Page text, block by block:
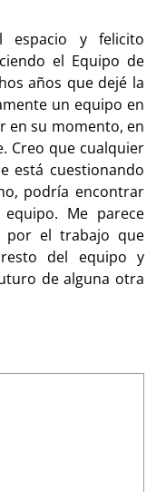
espacio y felicito
el Equipo de
años que dejé la
un equipo en
en su momento, en
Creo que cualquier
está cuestionando
podría encontrar
Me parece
por el trabajo que
del equipo y
de alguna otra